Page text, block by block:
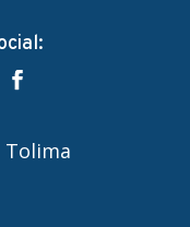
Tolima